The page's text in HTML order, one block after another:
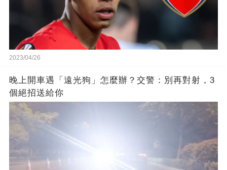
2023/04/26
晚上開車遇「遠光狗」怎麼辦？交警：別再對射，3
個絕招送給你